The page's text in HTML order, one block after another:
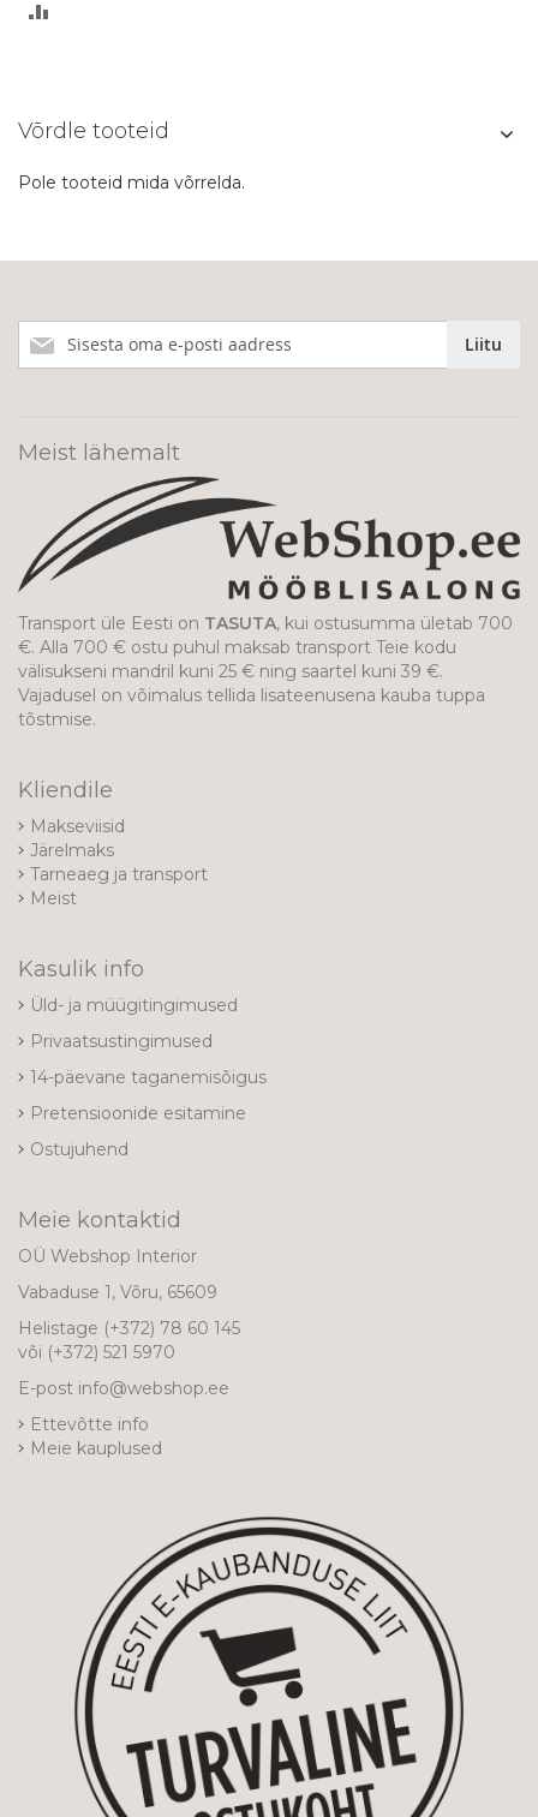
Võrdle tooteid
Pole tooteid mida võrrelda.
meie
Liitu
Meist lähemalt
Transport üle Eesti on TASUTA, kui ostusumma ületab 700
€. Alla 700 € ostu puhul maksab transport Teie kodu
välisukseni mandril kuni 25 € ning saartel kuni 39 €.
Vajadusel on võimalus tellida lisateenusena kauba tuppa
tõstmise.
Kliendile
Makseviisid
Järelmaks
Tarneaeg ja transport
Meist
Kasulik info
Üld- ja müügitingimused
Privaatsustingimused
14-päevane taganemisõigus
Pretensioonide esitamine
Ostujuhend
Meie kontaktid
OÜ Webshop Interior
Vabaduse 1, Võru, 65609
Helistage (+372) 78 60 145
või (+372) 521 5970
E-post info@webshop.ee
Ettevõtte info
Meie kauplused